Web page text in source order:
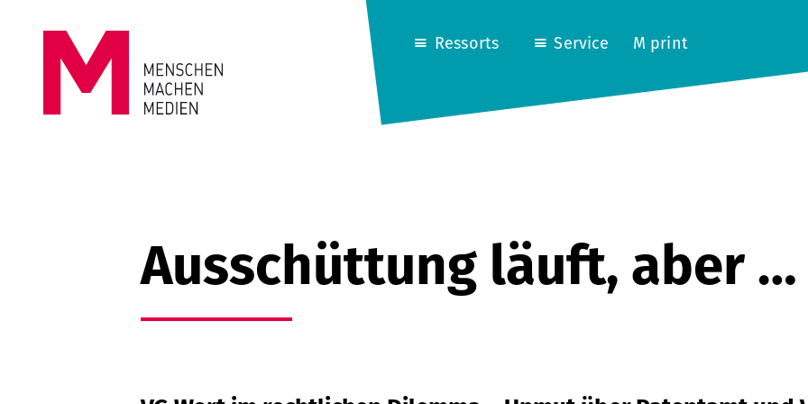
MEDIEN
Ressorts Service M print
Ausschüttung läuft, aber …